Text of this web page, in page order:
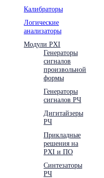
Калибраторы
Логические
анализаторы
Модули PXI
Генераторы
сигналов
произвольной
формы
Генераторы
сигналов РЧ
Дигитайзеры
РЧ
Прикладные
решения на
PXI и ПО
Синтезаторы
РЧ